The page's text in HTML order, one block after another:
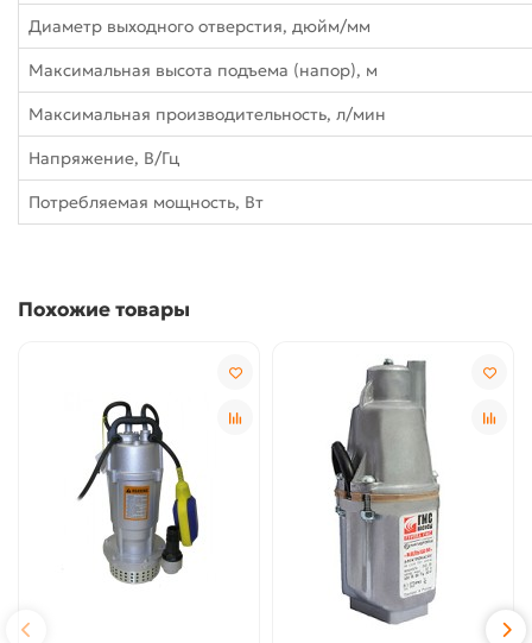
Диаметр выходного отверстия, дюйм/мм
Максимальная высота подъема (напор), м
Максимальная производительность, л/мин
Напряжение, В/Гц
Потребляемая мощность, Вт
Похожие товары